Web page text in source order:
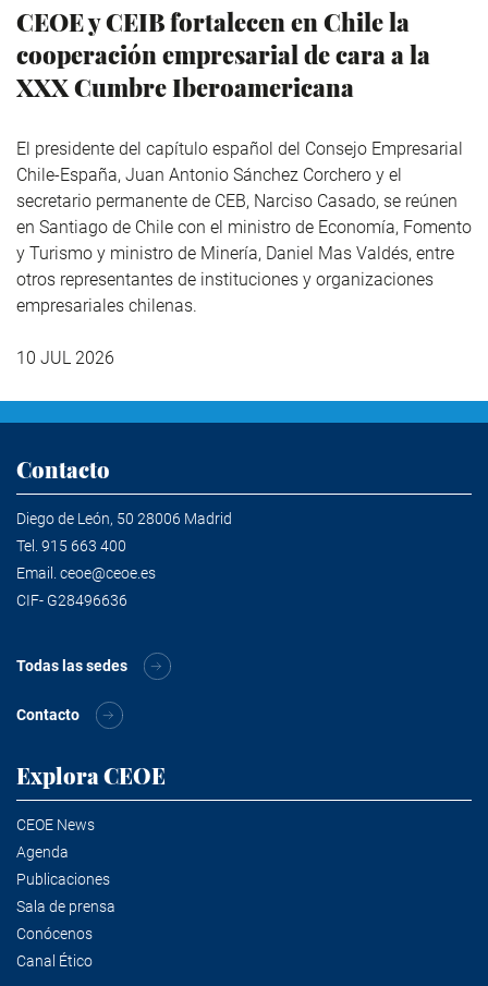
CEOE y CEIB fortalecen en Chile la
cooperación empresarial de cara a la
XXX Cumbre Iberoamericana
El presidente del capítulo español del Consejo Empresarial
Chile-España, Juan Antonio Sánchez Corchero y el
secretario permanente de CEB, Narciso Casado, se reúnen
en Santiago de Chile con el ministro de Economía, Fomento
y Turismo y ministro de Minería, Daniel Mas Valdés, entre
otros representantes de instituciones y organizaciones
empresariales chilenas.
10 JUL 2026
Contacto
Diego de León, 50 28006 Madrid
Tel. 915 663 400
Email. ceoe@ceoe.es
CIF- G28496636
Todas las sedes
Contacto
Explora CEOE
CEOE News
Agenda
Publicaciones
Sala de prensa
Conócenos
Canal Ético